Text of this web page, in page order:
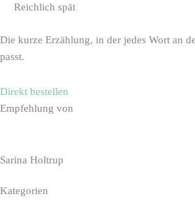
Reichlich spät
Die kurze Erzählung, in der jedes Wort an
passt.
Direkt bestellen
Empfehlung von
Sarina Holtrup
Kategorien